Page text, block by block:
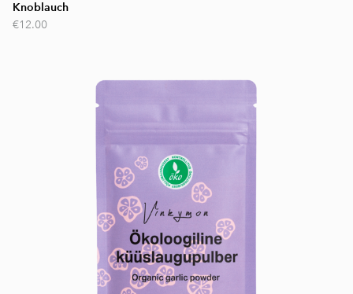
Knoblauch
€12.00